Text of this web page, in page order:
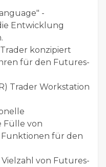
-
Entwicklung
konzipiert
für den Futures-
Trader Workstation
Fülle von
für den
von Futures-